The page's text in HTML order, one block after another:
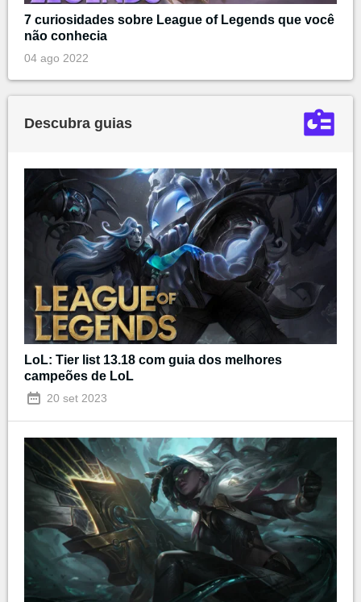
7 curiosidades sobre League of Legends que você
não conhecia
04 ago 2022
Descubra guias
LoL: Tier list 13.18 com guia dos melhores
campeões de LoL
20 set 2023